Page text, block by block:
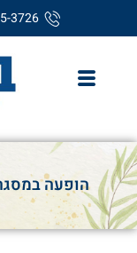
3726
הופעה